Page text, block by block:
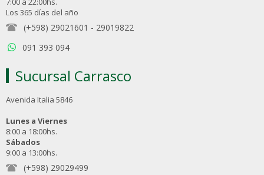
Los 365 días del año
(+598) 29021601 - 29019822
091 393 094
Sucursal Carrasco
Avenida Italia 5846
Lunes a Viernes
8:00 a 18:00hs.
Sábados
9:00 a 13:00hs.
(+598) 29029499